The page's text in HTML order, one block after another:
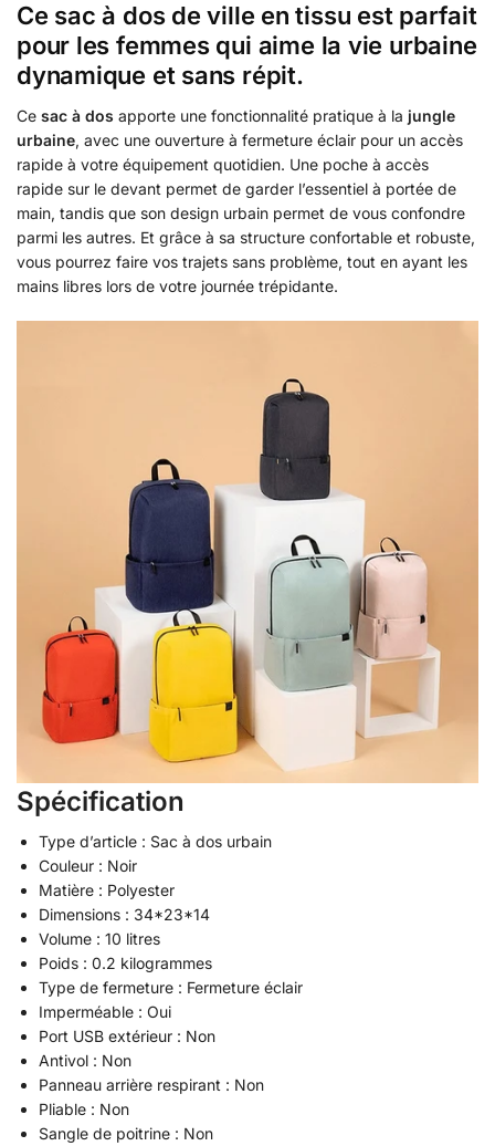
Ce sac à dos de ville en tissu est parfait
pour les femmes qui aime la vie urbaine
dynamique et sans répit.
Ce sac à dos apporte une fonctionnalité pratique à la jungle
urbaine, avec une ouverture à fermeture éclair pour un accès
rapide à votre équipement quotidien. Une poche à accès
rapide sur le devant permet de garder l’essentiel à portée de
main, tandis que son design urbain permet de vous confondre
parmi les autres. Et grâce à sa structure confortable et robuste,
vous pourrez faire vos trajets sans problème, tout en ayant les
mains libres lors de votre journée trépidante.
Spécification
Type d’article : Sac à dos urbain
Couleur : Noir
Matière : Polyester
Dimensions : 34*23*14
Volume : 10 litres
Poids : 0.2 kilogrammes
Type de fermeture : Fermeture éclair
Imperméable : Oui
Port USB extérieur : Non
Antivol : Non
Panneau arrière respirant : Non
Pliable : Non
Sangle de poitrine : Non